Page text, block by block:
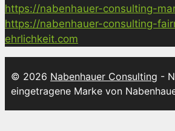
https://nabenhauer-consulting-
https://nabenhauer-consulting-
ehrlichkeit.com
© 2026 Nabenhauer Consulting -
eingetragene Marke von